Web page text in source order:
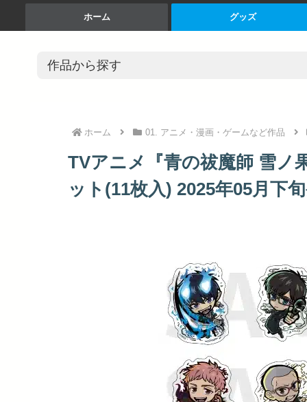
ホーム グッズ
ホーム 01. アニメ・漫画・ゲームなど作品
TVアニメ『青の祓魔師 雪ノ
ット(11枚入) 2025年